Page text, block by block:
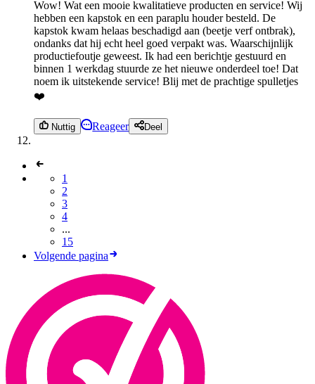
Wow! Wat een mooie kwalitatieve producten en service! Wij
hebben een kapstok en een paraplu houder besteld. De
kapstok kwam helaas beschadigd aan (beetje verf ontbrak),
ondanks dat hij echt heel goed verpakt was. Waarschijnlijk
productiefoutje geweest. Ik had een berichtje gestuurd en
binnen 1 werkdag stuurde ze het nieuwe onderdeel toe! Dat
noem ik uitstekende service! Blij met de prachtige spulletjes
❤️
Nuttig Reageer Deel
1
2
3
4
...
15
Volgende pagina